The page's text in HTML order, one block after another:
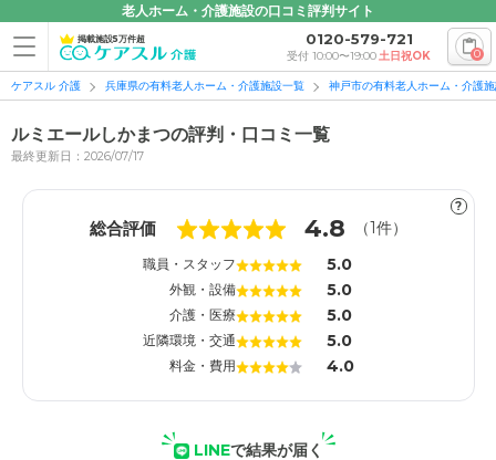
老人ホーム・介護施設の口コミ評判サイト
掲載施設5万件超 0120-579-721
受付 10:00〜19:00土日祝OK 0
ケアスル 介護 兵庫県の有料老人ホーム・介護施設一覧 神戸市の有料老人ホーム・介護
ルミエールしかまつの評判・口コミ一覧
最終更新日：2026/07/17
?
総合評価 4.8 （1件）
職員・スタッフ 5.0
外観・設備 5.0
介護・医療 5.0
近隣環境・交通 5.0
料金・費用 4.0
LINEで結果が届く